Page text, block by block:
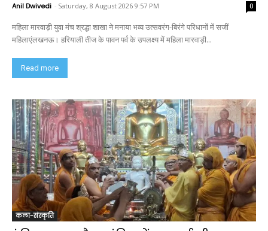
Anil Dwivedi - Saturday, 8 August 2026 9:57 PM 0
महिला मारवाड़ी युवा मंच श्रद्धा शाखा ने मनाया भव्य उत्सवरंग-बिरंगे परिधानों में सजीं
महिलाएंलखनऊ। हरियाली तीज के पावन पर्व के उपलक्ष्य में महिला मारवाड़ी...
Read more
कला-संस्कृति